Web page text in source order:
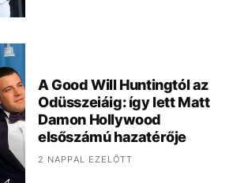
A Good Will Huntingtól az
Odüsszeiáig: így lett Matt
Damon Hollywood
elsőszámú hazatérője
2 NAPPAL EZELŐTT